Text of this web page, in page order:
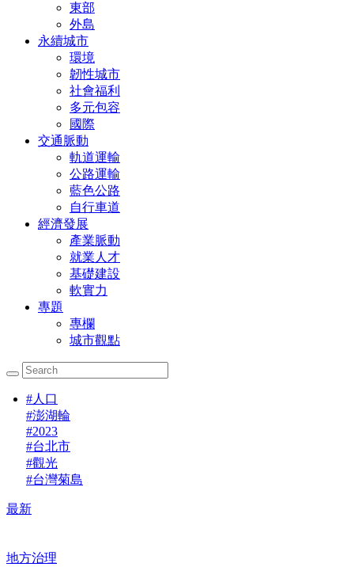
東部
外島
永續城市
環境
韌性城市
社會福利
多元包容
國際
交通脈動
軌道運輸
公路運輸
藍色公路
自行車道
經濟發展
產業脈動
就業人才
基礎建設
軟實力
專題
專欄
城市觀點
#人口
#澎湖輪
#2023
#台北市
#觀光
#台灣菊島
最新
地方治理